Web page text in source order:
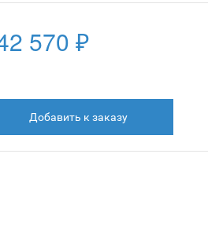
570 ₽
Добавить к заказу